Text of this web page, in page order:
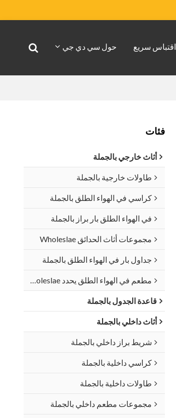
اقتباس سريع حول سي دي جي
فئات
أثاث خارجي بالجملة
طاولات خارجية بالجملة
كراسي في الهواء الطلق بالجملة
في الهواء الطلق بار براز بالجملة
مجموعات أثاث الحدائق Wholeslae
جداول بار في الهواء الطلق بالجملة
مطعم في الهواء الطلق يحدد Wholeslae
قاعدة الجدول بالجملة
أثاث داخلي بالجملة
شريط براز داخلي بالجملة
كراسي داخلية بالجملة
طاولات داخلية بالجملة
مجموعات مطعم داخلي بالجملة